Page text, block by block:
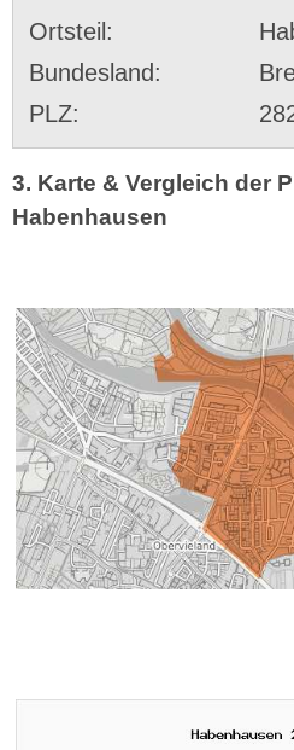
Ortsteil:
Bundesland:
PLZ:
3. Karte & Vergleich der
Habenhausen